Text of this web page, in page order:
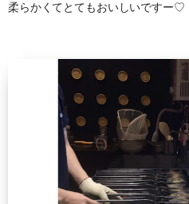
柔らかくてとてもおいしいですー♡